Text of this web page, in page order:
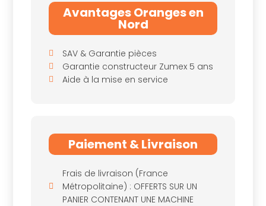
Avantages Oranges en
Nord
SAV & Garantie pièces
Garantie constructeur Zumex 5 ans
Aide à la mise en service
Paiement & Livraison
Frais de livraison (France
Métropolitaine) : OFFERTS SUR UN
PANIER CONTENANT UNE MACHINE